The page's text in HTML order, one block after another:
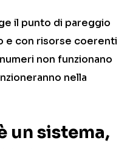
il punto di pareggio
e con risorse coerenti
non funzionano
nella
un sistema,